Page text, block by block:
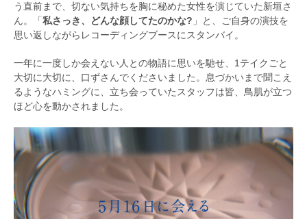
う直前まで、切ない気持ちを胸に秘めた女性を演じていた新垣さ
ん。「 私さっき、どんな顔してたのかな? 」と、ご自身の演技を
思い返しながらレコーディングブースにスタンバイ。
一年に一度しか会えない人との物語に思いを馳せ、1テイクごと
大切に大切に、口ずさんでくださいました。息づかいまで聞こえ
るようなハミングに、立ち会っていたスタッフは皆、鳥肌が立つ
ほど心を動かされました。